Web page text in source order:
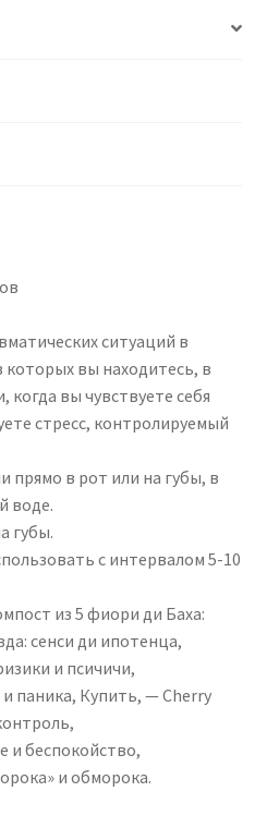
ситуаций в
которых вы находитесь, в
когда вы чувствуете себя
стресс, контролируемый
прямо в рот или на губы, в
воде.
губы.
с интервалом 5-10
из 5 фиори ди Баха:
сенси ди ипотенца,
и псичичи,
паника, Купить, — Cherry
и беспокойство,
и обморока.